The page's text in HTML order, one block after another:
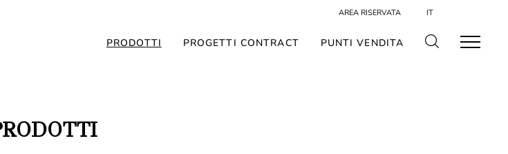
AREA RISERVATA IT
PRODOTTI PROGETTI CONTRACT PUNTI VENDITA